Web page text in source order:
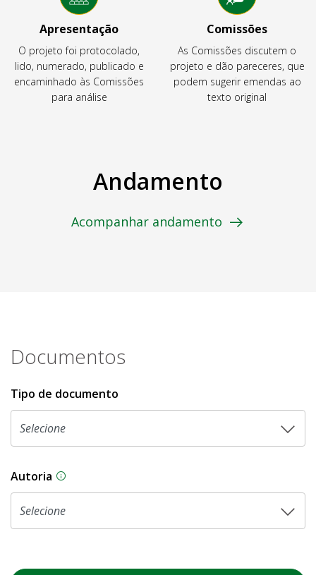
Apresentação
O projeto foi protocolado,
lido, numerado, publicado e
encaminhado às Comissões
para análise
Comissões
As Comissões discutem o
projeto e dão pareceres, que
podem sugerir emendas ao
texto original
Andamento
Acompanhar andamento
Documentos
Tipo de documento
Autoria As proposições legislativas na CLDF podem